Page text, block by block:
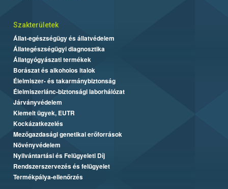
Szakterületek
Állat-egészségügy és állatvédelem
Állategészségügyi diagnosztika
Állatgyógyászati termékek
Borászat és alkoholos italok
Élelmiszer- és takarmánybiztonság
Élelmiszerlánc-biztonsági laborhálózat
Járványvédelem
Kiemelt ügyek, EUTR
Kockázatkezelés
Mezőgazdasági genetikai erőforrások
Növényvédelem
Nyilvántartási és Felügyeleti Díj
Rendszerszervezés és felügyelet
Termékpálya-ellenőrzés